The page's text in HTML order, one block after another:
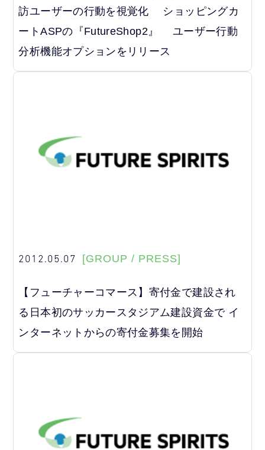
訪ユーザーの行動を視覚化 ショッピングカ
ートASPの『FutureShop2』 ユーザー行動
分析機能オプションをリリース
2012.05.07 [GROUP / PRESS]
【フューチャーコマース】寄付金で建設され
る日本初のサッカースタジアム建設資金で イ
ンターネットからの寄付金募集を開始